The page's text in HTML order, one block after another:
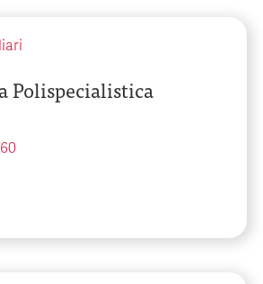
Polispecialistica